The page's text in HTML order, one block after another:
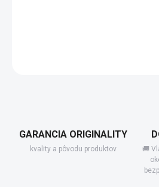
GARANCIA ORIGINALITY
kvality a pôvodu produktov
🚚